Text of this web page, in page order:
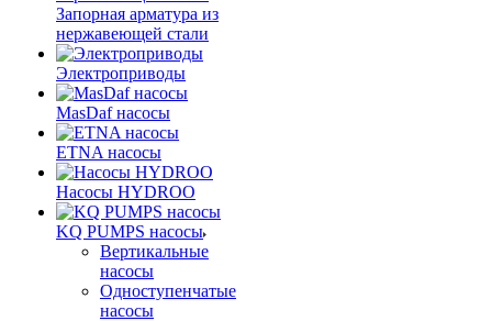
Запорная арматура из
нержавеющей стали
Электроприводы
MasDaf насосы
ETNA насосы
Насосы HYDROO
KQ PUMPS насосы
Вертикальные
насосы
Одноступенчатые
насосы